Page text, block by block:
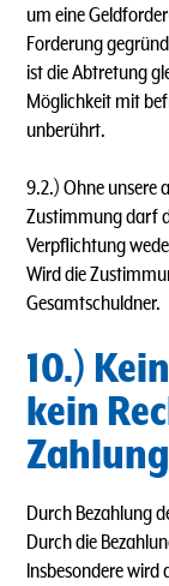
um eine
Forderung
ist die Abtretung
Möglichkeit mit
unberührt.
9.2.) Ohne unsere
Zustimmung darf
Verpflichtung
Wird die
Gesamtschuldner.
10.)
kein
Zahlung
Durch Bezahlung
Durch die
lnsbesondere wird